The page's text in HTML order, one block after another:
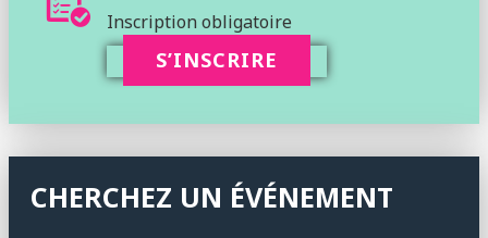
Inscription obligatoire
S’INSCRIRE
CHERCHEZ UN ÉVÉNEMENT